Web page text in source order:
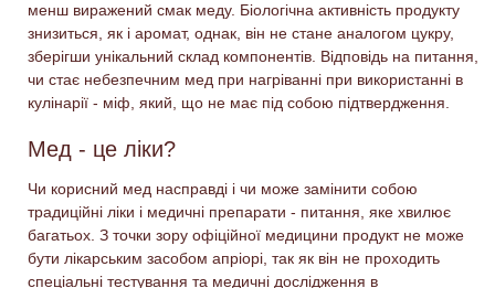
менш виражений смак меду. Біологічна активність продукту
знизиться, як і аромат, однак, він не стане аналогом цукру,
зберігши унікальний склад компонентів. Відповідь на питання,
чи стає небезпечним мед при нагріванні при використанні в
кулінарії - міф, який, що не має під собою підтвердження.
Мед - це ліки?
Чи корисний мед насправді і чи може замінити собою
традиційні ліки і медичні препарати - питання, яке хвилює
багатьох. З точки зору офіційної медицини продукт не може
бути лікарським засобом апріорі, так як він не проходить
спеціальні тестування та медичні дослідження в